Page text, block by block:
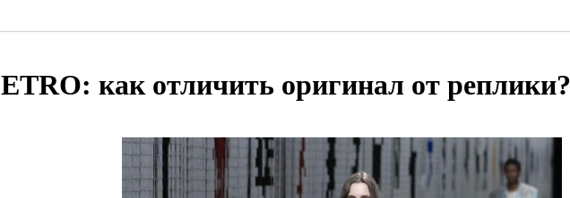
ETRO: как отличить оригинал от реплики?